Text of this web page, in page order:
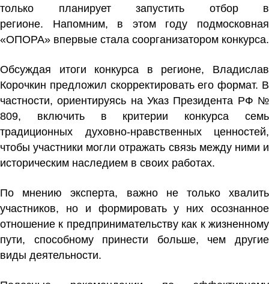
только планирует запустить отбор в
регионе. Напомним, в этом году подмосковная
«ОПОРА» впервые стала соорганизатором конкурса.
Обсуждая итоги конкурса в регионе, Владислав
Корочкин предложил скорректировать его формат. В
частности, ориентируясь на Указ Президента РФ №
809, включить в критерии конкурса семь
традиционных духовно-нравственных ценностей,
чтобы участники могли отражать связь между ними и
историческим наследием в своих работах.
По мнению эксперта, важно не только хвалить
участников, но и формировать у них осознанное
отношение к предпринимательству как к жизненному
пути, способному принести больше, чем другие
виды деятельности.